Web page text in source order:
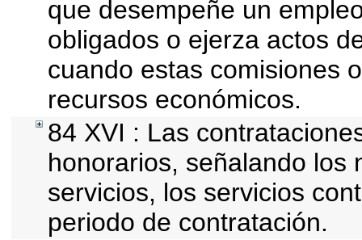
que desempeñe un
obligados o ejerza actos
cuando estas comisiones
recursos económicos.
84 XVI : Las
honorarios, señalando los
servicios, los servicios
periodo de contratación.